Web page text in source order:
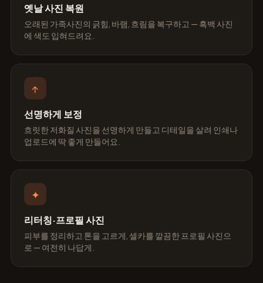
옛날 사진 복원
오래된 가족사진의 긁힘, 바램, 흐림을 복구하고 — 흑백 사진
에 색도 입혀드려요.
↑
선명하게 보정
흐릿한 저화질 사진을 선명하게 만들고 디테일을 살려 인쇄나
업로드에 딱 좋게 만들어요.
✦
리터칭·프로필 사진
피부를 정리하고 톤을 고르게, 셀카를 깔끔한 프로필 사진으
로 — 여전히 나답게.